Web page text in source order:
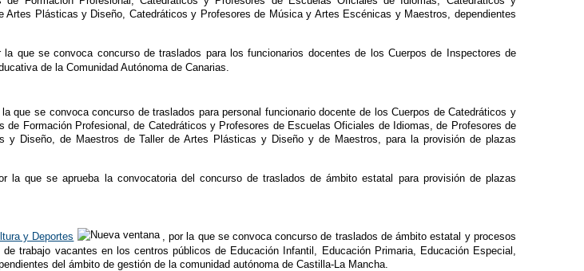
Plásticas y Diseño, Catedráticos y Profesores de Música y Artes Escénicas y Maestros, dependientes
la que se convoca concurso de traslados para los funcionarios docentes de los Cuerpos de Inspectores de
de la Comunidad Autónoma de Canarias.
la que se convoca concurso de traslados para personal funcionario docente de los Cuerpos de Catedráticos y
de Formación Profesional, de Catedráticos y Profesores de Escuelas Oficiales de Idiomas, de Profesores de
y Diseño, de Maestros de Taller de Artes Plásticas y Diseño y de Maestros, para la provisión de plazas
la que se aprueba la convocatoria del concurso de traslados de ámbito estatal para provisión de plazas
y Deportes
, por la que se convoca concurso de traslados de ámbito estatal y procesos
trabajo vacantes en los centros públicos de Educación Infantil, Educación Primaria, Educación Especial,
del ámbito de gestión de la comunidad autónoma de Castilla-La Mancha.